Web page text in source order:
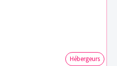
Hébergeurs